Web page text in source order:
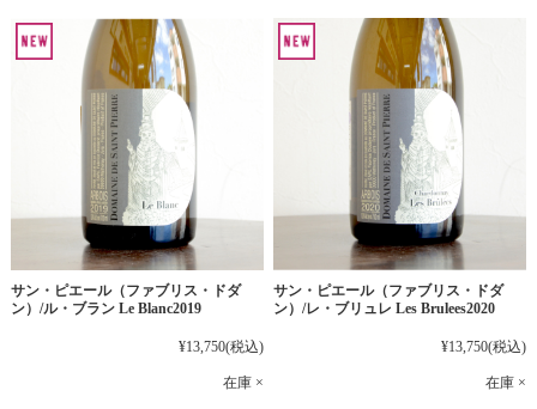
サン・ピエール（ファブリス・ドダ
ン）/ル・ブラン Le Blanc2019
¥13,750(税込)
在庫 ×
サン・ピエール（ファブリス・ドダ
ン）/レ・ブリュレ Les Brulees2020
¥13,750(税込)
在庫 ×